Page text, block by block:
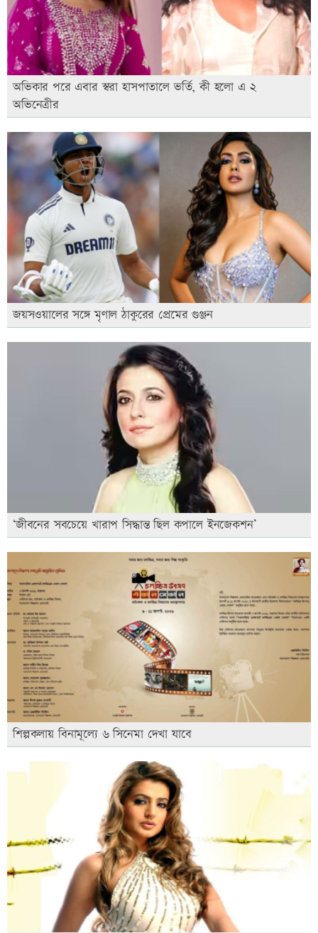
অভিকার পরে এবার স্বরা হাসপাতালে ভর্তি, কী হলো এ ২
অভিনেত্রীর
জয়সওয়ালের সঙ্গে মৃণাল ঠাকুরের প্রেমের গুঞ্জন
‘জীবনের সবচেয়ে খারাপ সিদ্ধান্ত ছিল কপালে ইনজেকশন’
শিল্পকলায় বিনামূল্যে ৬ সিনেমা দেখা যাবে